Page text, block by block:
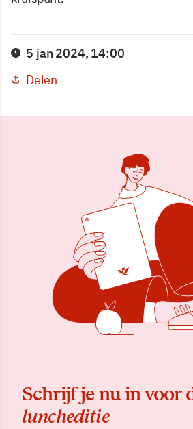
5 jan 2024, 14:00
Delen
Schrijf je nu in voor
luncheditie